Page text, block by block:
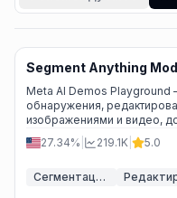
Segment Anything
Meta AI Demos
обнаружения,
изображениями и видео,
27.34%
219.1K 5.0
Сегментация изображений ИИ